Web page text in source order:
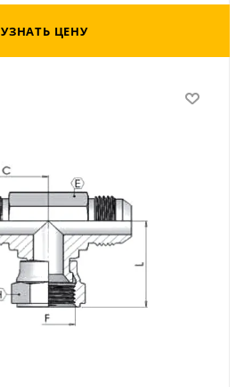
УЗНАТЬ ЦЕНУ